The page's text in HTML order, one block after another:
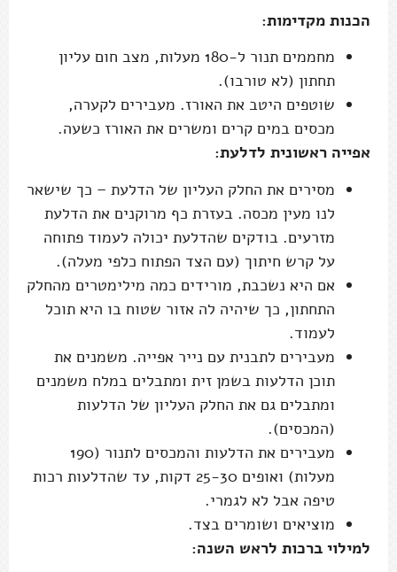
הכנות מקדימות:
מחממים תנור ל-180 מעלות, מצב חום עליון
תחתון (לא טורבו).
שוטפים היטב את האורז. מעבירים לקערה,
מכסים במים קרים ומשרים את האורז כשעה.
אפייה ראשונית לדלעת:
מסירים את החלק העליון של הדלעת – כך שישאר
לנו מעין מכסה. בעזרת כף מרוקנים את הדלעת
מזרעים. בודקים שהדלעת יכולה לעמוד פתוחה
על קרש חיתוך (עם הצד הפתוח כלפי מעלה).
אם היא נשכבת, מורידים כמה מילימטרים מהחלק
התחתון, כך שיהיה לה אזור שטוח בו היא תוכל
לעמוד.
מעבירים לתבנית עם נייר אפייה. משמנים את
תוכן הדלעות בשמן זית ומתבלים במלח משמנים
ומתבלים גם את החלק העליון של הדלעות
(המכסים).
מעבירים את הדלעות והמכסים לתנור (190
מעלות) ואופים 25-30 דקות, עד שהדלעות רכות
טיפה אבל לא לגמרי.
מוציאים ושומרים בצד.
למילוי ברכות לראש השנה: